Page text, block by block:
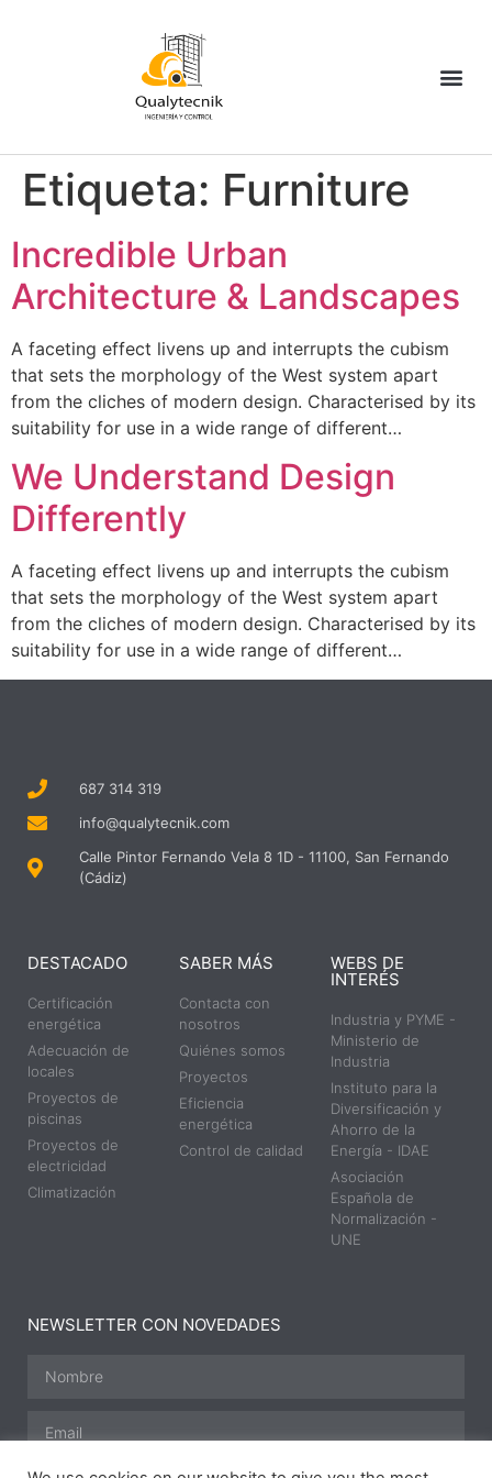
Etiqueta: Furniture
Incredible Urban
Architecture & Landscapes
A faceting effect livens up and interrupts the cubism
that sets the morphology of the West system apart
from the cliches of modern design. Characterised by its
suitability for use in a wide range of different…
We Understand Design
Differently
A faceting effect livens up and interrupts the cubism
that sets the morphology of the West system apart
from the cliches of modern design. Characterised by its
suitability for use in a wide range of different…
687 314 319
info@qualytecnik.com
Calle Pintor Fernando Vela 8 1D - 11100, San Fernando
(Cádiz)
DESTACADO
Certificación
energética
Adecuación de
locales
Proyectos de
piscinas
Proyectos de
electricidad
Climatización
SABER MÁS
Contacta con
nosotros
Quiénes somos
Proyectos
Eficiencia
energética
Control de calidad
WEBS DE
INTERÉS
Industria y PYME -
Ministerio de
Industria
Instituto para la
Diversificación y
Ahorro de la
Energía - IDAE
Asociación
Española de
Normalización -
UNE
NEWSLETTER CON NOVEDADES